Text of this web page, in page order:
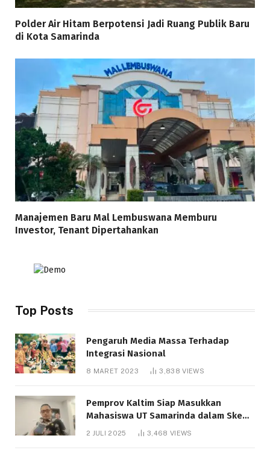
Polder Air Hitam Berpotensi Jadi Ruang Publik Baru
di Kota Samarinda
Manajemen Baru Mal Lembuswana Memburu
Investor, Tenant Dipertahankan
Top Posts
Pengaruh Media Massa Terhadap
Integrasi Nasional
8 MARET 2023 3,838VIEWS
Pemprov Kaltim Siap Masukkan
Mahasiswa UT Samarinda dalam Skema
Bantuan Pendidikan Gratispol
2 JULI 2025 3,468 VIEWS